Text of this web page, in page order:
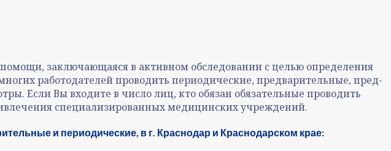
заключающаяся в активном обследовании с целью определения
работодателей проводить периодические, предварительные, пред-
Если Вы входите в число лиц, кто обязан обязательные проводить
специализированных медицинских учреждений.
и периодические, в г. Краснодар и Краснодарском крае: